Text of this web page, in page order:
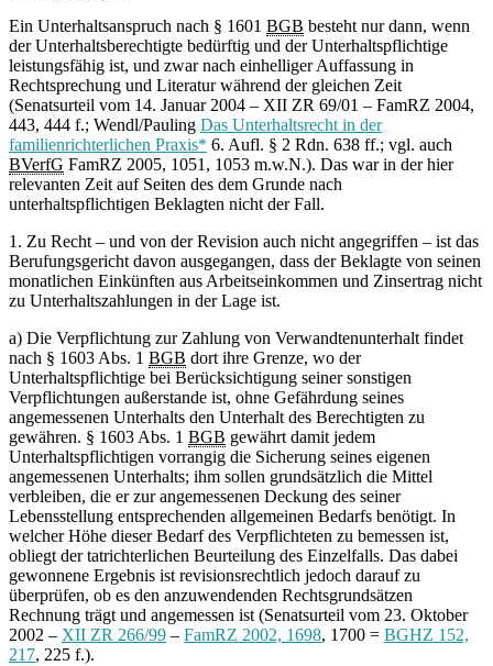
Ein Unterhaltsanspruch nach § 1601 BGB besteht nur dann, wenn
der Unterhaltsberechtigte bedürftig und der Unterhaltspflichtige
leistungsfähig ist, und zwar nach einhelliger Auffassung in
Rechtsprechung und Literatur während der gleichen Zeit
(Senatsurteil vom 14. Januar 2004 – XII ZR 69/01 – FamRZ 2004,
443, 444 f.; Wendl/Pauling Das Unterhaltsrecht in der
familienrichterlichen Praxis* 6. Aufl. § 2 Rdn. 638 ff.; vgl. auch
BVerfG FamRZ 2005, 1051, 1053 m.w.N.). Das war in der hier
relevanten Zeit auf Seiten des dem Grunde nach
unterhaltspflichtigen Beklagten nicht der Fall.
1. Zu Recht – und von der Revision auch nicht angegriffen – ist das
Berufungsgericht davon ausgegangen, dass der Beklagte von seinen
monatlichen Einkünften aus Arbeitseinkommen und Zinsertrag nicht
zu Unterhaltszahlungen in der Lage ist.
a) Die Verpflichtung zur Zahlung von Verwandtenunterhalt findet
nach § 1603 Abs. 1 BGB dort ihre Grenze, wo der
Unterhaltspflichtige bei Berücksichtigung seiner sonstigen
Verpflichtungen außerstande ist, ohne Gefährdung seines
angemessenen Unterhalts den Unterhalt des Berechtigten zu
gewähren. § 1603 Abs. 1 BGB gewährt damit jedem
Unterhaltspflichtigen vorrangig die Sicherung seines eigenen
angemessenen Unterhalts; ihm sollen grundsätzlich die Mittel
verbleiben, die er zur angemessenen Deckung des seiner
Lebensstellung entsprechenden allgemeinen Bedarfs benötigt. In
welcher Höhe dieser Bedarf des Verpflichteten zu bemessen ist,
obliegt der tatrichterlichen Beurteilung des Einzelfalls. Das dabei
gewonnene Ergebnis ist revisionsrechtlich jedoch darauf zu
überprüfen, ob es den anzuwendenden Rechtsgrundsätzen
Rechnung trägt und angemessen ist (Senatsurteil vom 23. Oktober
2002 – XII ZR 266/99 – FamRZ 2002, 1698, 1700 = BGHZ 152,
217, 225 f.).